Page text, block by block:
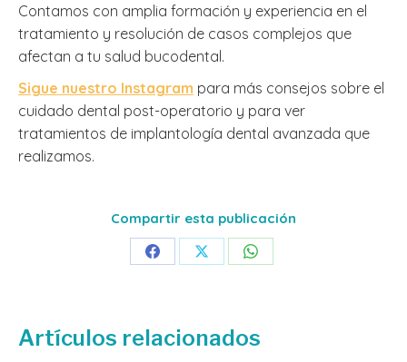
Contamos con amplia formación y experiencia en el
tratamiento y resolución de casos complejos que
afectan a tu salud bucodental.
Sigue nuestro Instagram para más consejos sobre el
cuidado dental post-operatorio y para ver
tratamientos de implantología dental avanzada que
realizamos.
Compartir esta publicación
Share Share Share
Artículos relacionados